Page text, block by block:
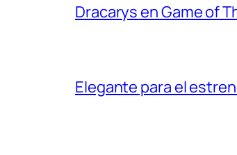
Dracarys en Game of
Elegante para el